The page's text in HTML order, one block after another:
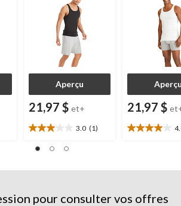
Aperçu
21,97 $ et+
3.0 (1)
3.0
étoile(s)
21,97 $
4.0
pour consulter vos offres